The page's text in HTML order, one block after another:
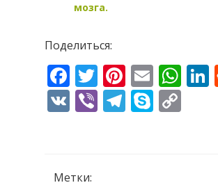
мозга.
Поделиться:
Facebook
TwitterEmail
VK ViberTelegram
Skype
Метки: